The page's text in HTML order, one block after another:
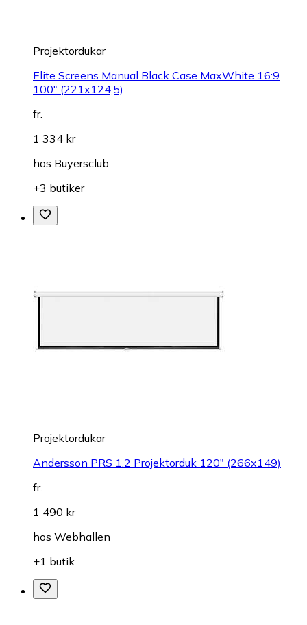
Projektordukar
Elite Screens Manual Black Case MaxWhite 16:9
100" (221x124,5)
fr.
1 334 kr
hos Buyersclub
+3 butiker
Projektordukar
Andersson PRS 1.2 Projektorduk 120" (266x149)
fr.
1 490 kr
hos Webhallen
+1 butik